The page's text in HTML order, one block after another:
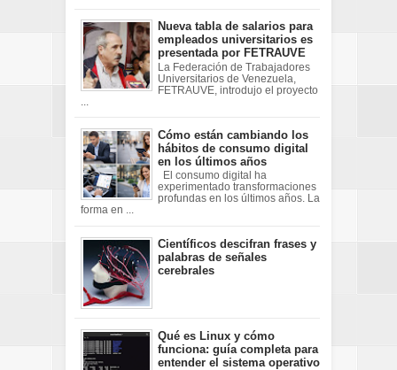
Nueva tabla de salarios para
empleados universitarios es
presentada por FETRAUVE
La Federación de Trabajadores
Universitarios de Venezuela,
FETRAUVE, introdujo el proyecto
Cómo están cambiando los
hábitos de consumo digital
en los últimos años
El consumo digital ha
experimentado transformaciones
profundas en los últimos años. La
forma en ...
Científicos descifran frases y
palabras de señales
cerebrales
Qué es Linux y cómo
funciona: guía completa para
entender el sistema operativo